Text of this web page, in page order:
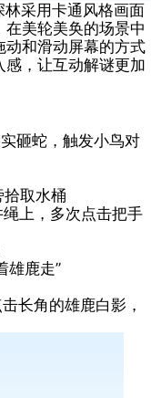
采用卡通风格画面
美轮美奂的场景中
动和滑动屏幕的方式
，让互动解谜更加
砸蛇，触发小鸟对
取水桶
上，多次点击把手
雄鹿走”
长角的雄鹿白影，